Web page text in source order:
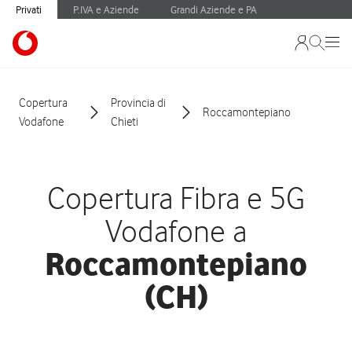
Privati P.IVA e Aziende Grandi Aziende e PA
Copertura
Vodafone
Provincia di
Chieti
Roccamontepiano
Copertura Fibra e 5G
Vodafone a
Roccamontepiano
(CH)